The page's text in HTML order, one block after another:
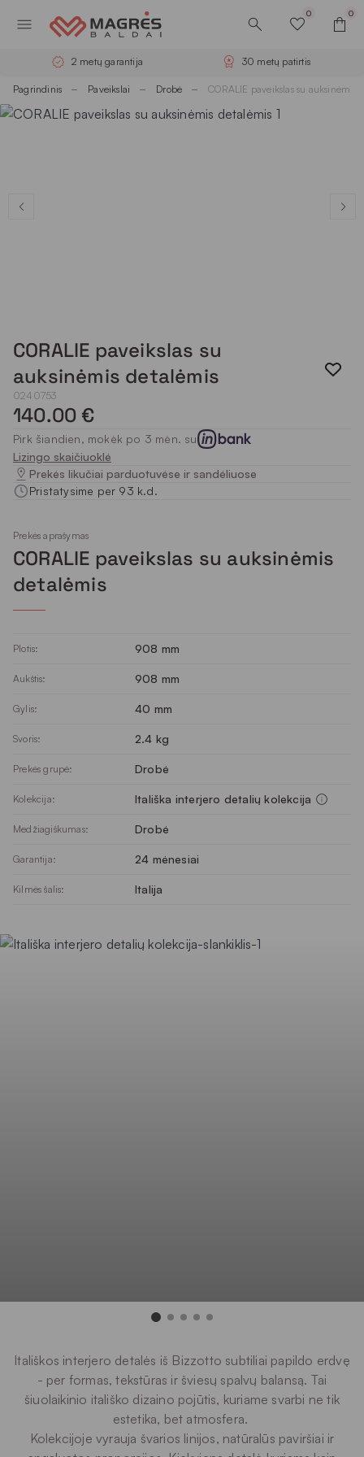
0 0
2 metų garantija 30 metų patirtis
Pagrindinis Paveikslai Drobė CORALIE paveikslas su auksinėmis
CORALIE paveikslas su
auksinėmis detalėmis
0240753
140.00 €
Pirk šiandien, mokėk po 3 mėn. su
Lizingo skaičiuoklė
Prekės likučiai parduotuvėse ir sandėliuose
Pristatysime per 93 k.d.
Prekės aprašymas
CORALIE paveikslas su auksinėmis
detalėmis
Plotis: 908 mm
Aukštis: 908 mm
Gylis: 40 mm
Svoris: 2.4 kg
Prekės grupė: Drobė
Kolekcija: Itališka interjero detalių kolekcija
Medžiagiškumas: Drobė
Garantija: 24 mėnesiai
Kilmės šalis: Italija
Itališkos interjero detalės iš Bizzotto subtiliai papildo erdvę
- per formas, tekstūras ir šviesų spalvų balansą. Tai
šiuolaikinio itališko dizaino pojūtis, kuriame svarbi ne tik
estetika, bet atmosfera.
Kolekcijoje vyrauja švarios linijos, natūralūs paviršiai ir